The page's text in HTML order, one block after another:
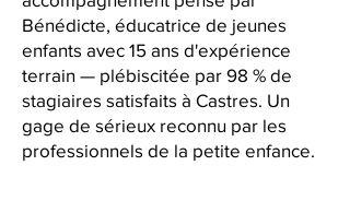
Bénédicte, éducatrice de jeunes
enfants avec 15 ans d'expérience
terrain — plébiscitée par 98 % de
stagiaires satisfaits à Castres. Un
gage de sérieux reconnu par les
professionnels de la petite enfance.